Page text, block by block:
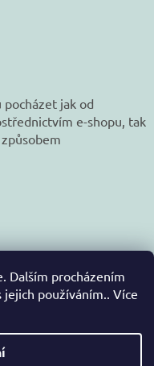
Dalším procházením
používáním.. Více
pocházet jak od
e-shopu, tak